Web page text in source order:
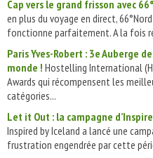
Cap vers le grand frisson avec
en plus du voyage en direct,
fonctionne parfaitement. A la fois
Paris Yves-Robert : 3e Auberge
monde ! Hostelling International
Awards qui récompensent les
catégories...
Let it Out : la campagne
Inspired by Iceland a lancé une
frustration engendrée par cette